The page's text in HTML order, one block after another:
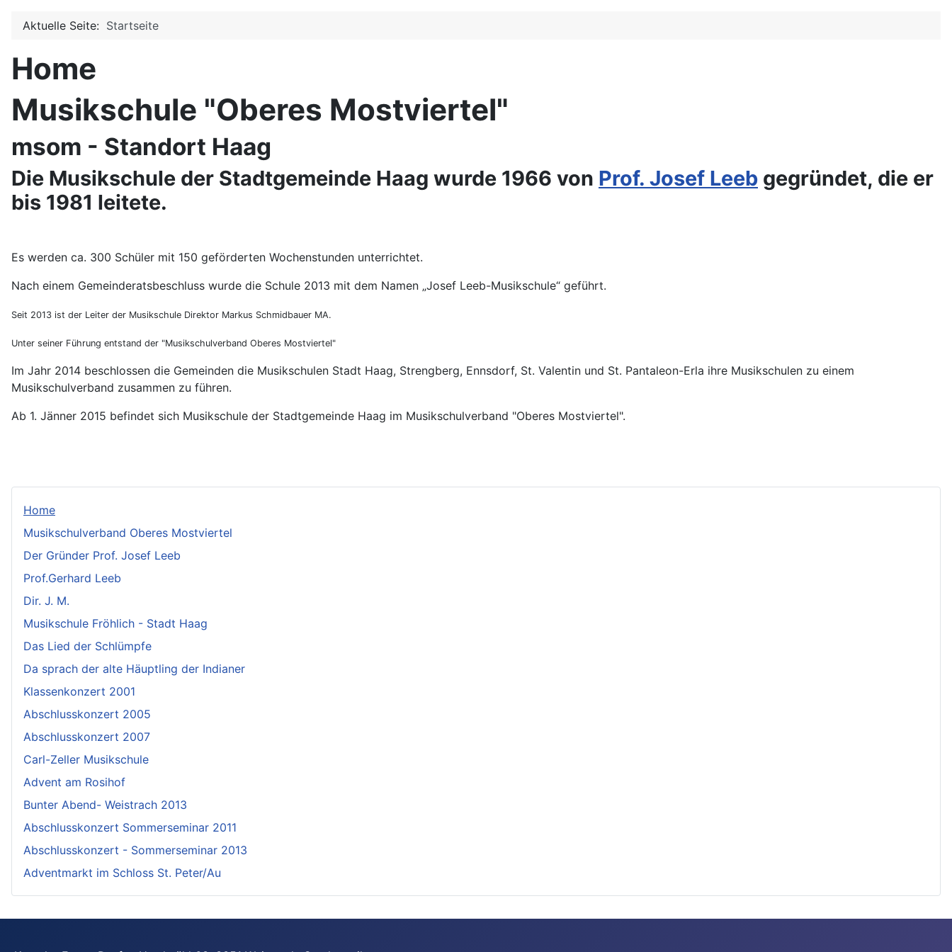
Aktuelle Seite: Startseite
Home
Musikschule "Oberes Mostviertel"
msom - Standort Haag
Die Musikschule der Stadtgemeinde Haag wurde 1966 von Prof. Josef Leeb gegründet, die er
bis 1981 leitete.
Es werden ca. 300 Schüler mit 150 geförderten Wochenstunden unterrichtet.
Nach einem Gemeinderatsbeschluss wurde die Schule 2013 mit dem Namen „Josef Leeb-Musikschule“ geführt.
Seit 2013 ist der Leiter der Musikschule Direktor Markus Schmidbauer MA.
Unter seiner Führung entstand der "Musikschulverband Oberes Mostviertel"
Im Jahr 2014 beschlossen die Gemeinden die Musikschulen Stadt Haag, Strengberg, Ennsdorf, St. Valentin und St. Pantaleon-Erla ihre Musikschulen zu einem
Musikschulverband zusammen zu führen.
Ab 1. Jänner 2015 befindet sich Musikschule der Stadtgemeinde Haag im Musikschulverband "Oberes Mostviertel".
Home
Musikschulverband Oberes Mostviertel
Der Gründer Prof. Josef Leeb
Prof.Gerhard Leeb
Dir. J. M.
Musikschule Fröhlich - Stadt Haag
Das Lied der Schlümpfe
Da sprach der alte Häuptling der Indianer
Klassenkonzert 2001
Abschlusskonzert 2005
Abschlusskonzert 2007
Carl-Zeller Musikschule
Advent am Rosihof
Bunter Abend- Weistrach 2013
Abschlusskonzert Sommerseminar 2011
Abschlusskonzert - Sommerseminar 2013
Adventmarkt im Schloss St. Peter/Au